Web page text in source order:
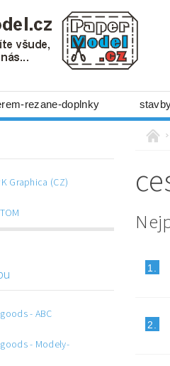
rezane-doplnky
doplňky 3D tištěné
Graphica (CZ)
- ABC
- Modely-
1.
2.